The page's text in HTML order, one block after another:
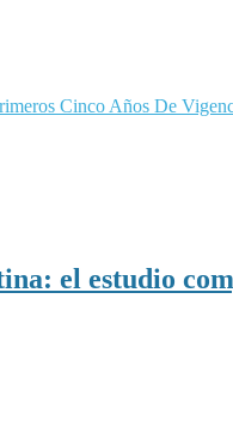
Cinco Años De
el estudio